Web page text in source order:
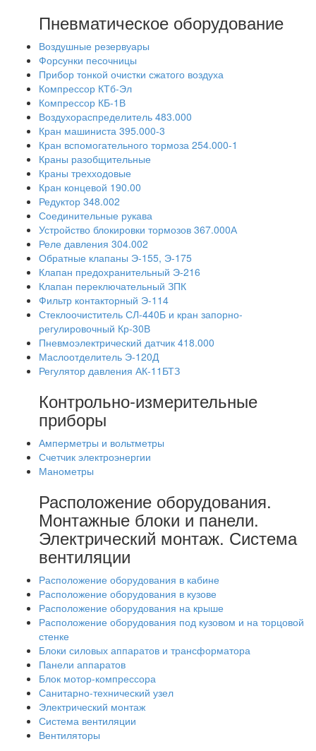
Пневматическое оборудование
Воздушные резервуары
Форсунки песочницы
Прибор тонкой очистки сжатого воздуха
Компрессор КТб-Эл
Компрессор КБ-1В
Воздухораспределитель 483.000
Кран машиниста 395.000-3
Кран вспомогательного тормоза 254.000-1
Краны разобщительные
Краны трехходовые
Кран концевой 190.00
Редуктор 348.002
Соединительные рукава
Устройство блокировки тормозов 367.000А
Реле давления 304.002
Обратные клапаны Э-155, Э-175
Клапан предохранительный Э-216
Клапан переключательный ЗПК
Фильтр контакторный Э-114
Стеклоочиститель СЛ-440Б и кран запорно-
регулировочный Кр-30В
Пневмоэлектрический датчик 418.000
Маслоотделитель Э-120Д
Регулятор давления АК-11БТЗ
Контрольно-измерительные
приборы
Амперметры и вольтметры
Счетчик электроэнергии
Манометры
Расположение оборудования.
Монтажные блоки и панели.
Электрический монтаж. Система
вентиляции
Расположение оборудования в кабине
Расположение оборудования в кузове
Расположение оборудования на крыше
Расположение оборудования под кузовом и на торцовой
стенке
Блоки силовых аппаратов и трансформатора
Панели аппаратов
Блок мотор-компрессора
Санитарно-технический узел
Электрический монтаж
Система вентиляции
Вентиляторы